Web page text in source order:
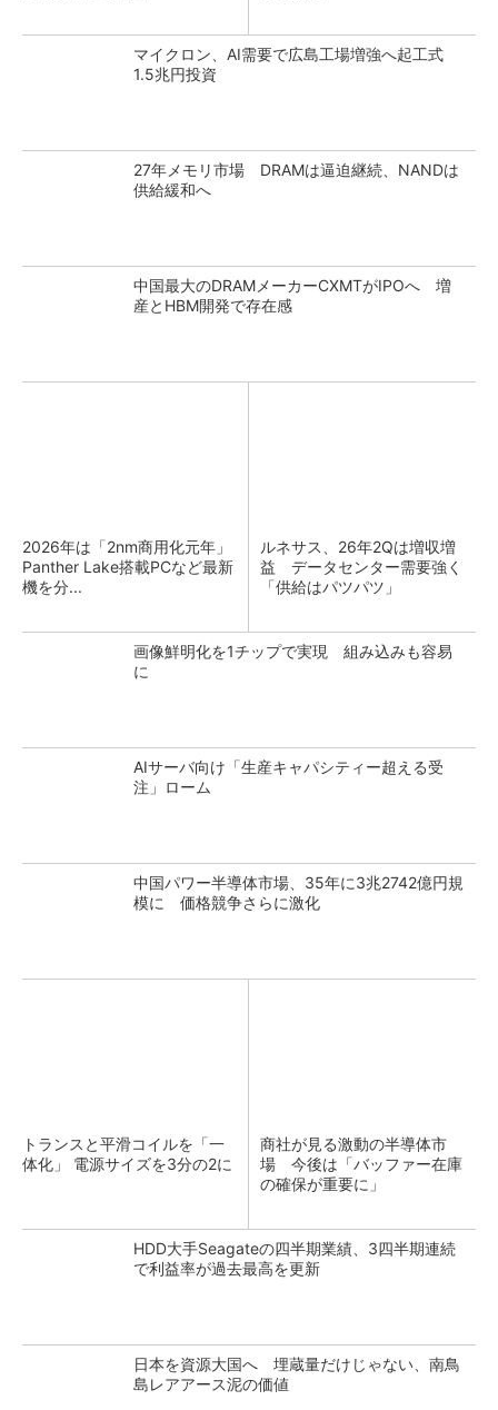
マイクロン、AI需要で広島工場増強へ起工式
1.5兆円投資
27年メモリ市場 DRAMは逼迫継続、NANDは
供給緩和へ
中国最大のDRAMメーカーCXMTがIPOへ 増
産とHBM開発で存在感
2026年は「2nm商用化元年」
Panther Lake搭載PCなど最新
機を分...
ルネサス、26年2Qは増収増
益 データセンター需要強く
「供給はパツパツ」
画像鮮明化を1チップで実現 組み込みも容易
に
AIサーバ向け「生産キャパシティー超える受
注」ローム
中国パワー半導体市場、35年に3兆2742億円規
模に 価格競争さらに激化
トランスと平滑コイルを「一
体化」 電源サイズを3分の2に
商社が見る激動の半導体市
場 今後は「バッファー在庫
の確保が重要に」
HDD大手Seagateの四半期業績、3四半期連続
で利益率が過去最高を更新
日本を資源大国へ 埋蔵量だけじゃない、南鳥
島レアアース泥の価値